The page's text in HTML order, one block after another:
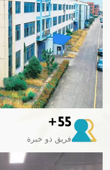
55
+
فريق ذو خبرة